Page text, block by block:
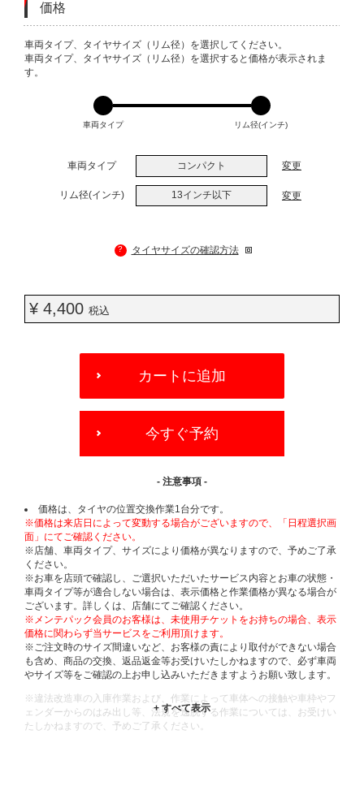
価格
VARIATIONS
車両タイプ、タイヤサイズ（リム径）を選択してください。
車両タイプ、タイヤサイズ（リム径）を選択すると価格が表示されま
す。
車両タイプ リム径(インチ)
車両タイプ コンパクト 変更
リム径(インチ) 13インチ以下 変更
? タイヤサイズの確認方法
¥ 4,400 税込
OPTIONS
カートに追加
今すぐ予約
- 注意事項 -
価格は、タイヤの位置交換作業1台分です。
※価格は来店日によって変動する場合がございますので、「日程選択画
面」にてご確認ください。
※店舗、車両タイプ、サイズにより価格が異なりますので、予めご了承
ください。
※お車を店頭で確認し、ご選択いただいたサービス内容とお車の状態・
車両タイプ等が適合しない場合は、表示価格と作業価格が異なる場合が
ございます。詳しくは、店舗にてご確認ください。
※メンテパック会員のお客様は、未使用チケットをお持ちの場合、表示
価格に関わらず当サービスをご利用頂けます。
※ご注文時のサイズ間違いなど、お客様の責により取付ができない場合
も含め、商品の交換、返品返金等お受けいたしかねますので、必ず車両
やサイズ等をご確認の上お申し込みいただきますようお願い致します。
※違法改造車の入庫作業および、作業によって車体への接触や車枠やフ
ェンダーからのはみ出し等、法規を逸脱する作業については、お受けい
たしかねますので、予めご了承ください。